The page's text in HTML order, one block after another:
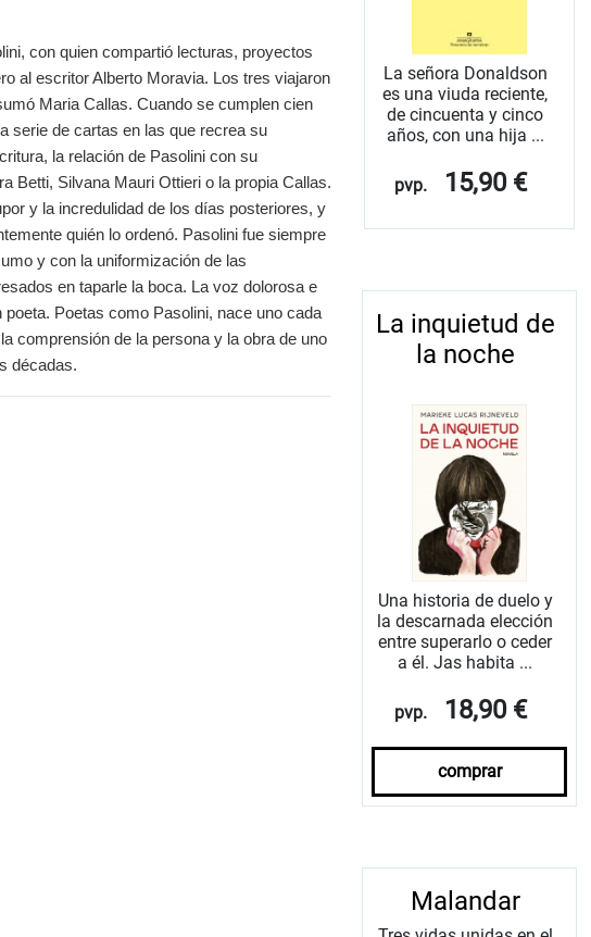
con quien compartió lecturas, proyectos
al escritor Alberto Moravia. Los tres viajaron
Maria Callas. Cuando se cumplen cien
serie de cartas en las que recrea su
la relación de Pasolini con su
Betti, Silvana Mauri Ottieri o la propia Callas.
y la incredulidad de los días posteriores, y
quién lo ordenó. Pasolini fue siempre
y con la uniformización de las
en taparle la boca. La voz dolorosa e
Poetas como Pasolini, nace uno cada
comprensión de la persona y la obra de uno
décadas.
La señora Donaldson
es una viuda reciente,
de cincuenta y cinco
años, con una hija ...
pvp. 15,90 €
La inquietud de
la noche
Una historia de duelo y
la descarnada elección
entre superarlo o ceder
a él. Jas habita ...
pvp. 18,90 €
comprar
Malandar